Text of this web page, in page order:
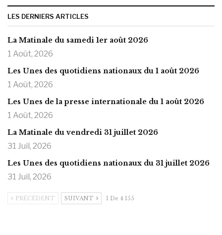
LES DERNIERS ARTICLES
La Matinale du samedi 1er août 2026
1 Août, 2026
Les Unes des quotidiens nationaux du 1 août 2026
1 Août, 2026
Les Unes de la presse internationale du 1 août 2026
1 Août, 2026
La Matinale du vendredi 31 juillet 2026
31 Juil, 2026
Les Unes des quotidiens nationaux du 31 juillet 2026
31 Juil, 2026
PRÉCÉDENT SUIVANT 1 De 4 155